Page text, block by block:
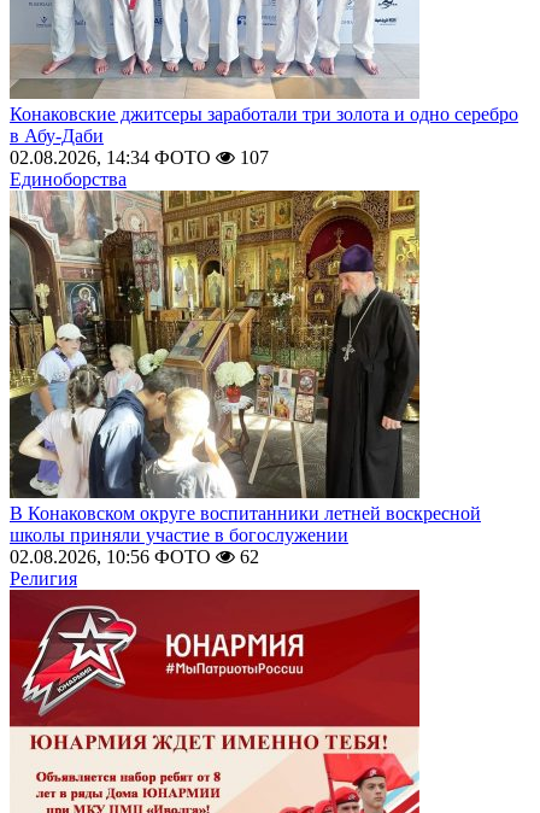
Конаковские джитсеры заработали три золота и одно серебро
в Абу-Даби
02.08.2026, 14:34 ФОТО
107
Единоборства
В Конаковском округе воспитанники летней воскресной
школы приняли участие в богослужении
02.08.2026, 10:56 ФОТО
62
Религия